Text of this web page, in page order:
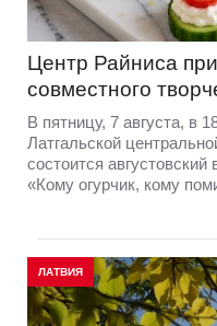
Центр Райниса
совместного
В пятницу, 7 августа, в
Латгальской
состоится августовский
«Кому огурчик, кому
ЛАТВИЯ